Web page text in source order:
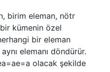
birim eleman, nötr
kümenin özel
bir eleman
elemanı döndürür.
olacak şekilde